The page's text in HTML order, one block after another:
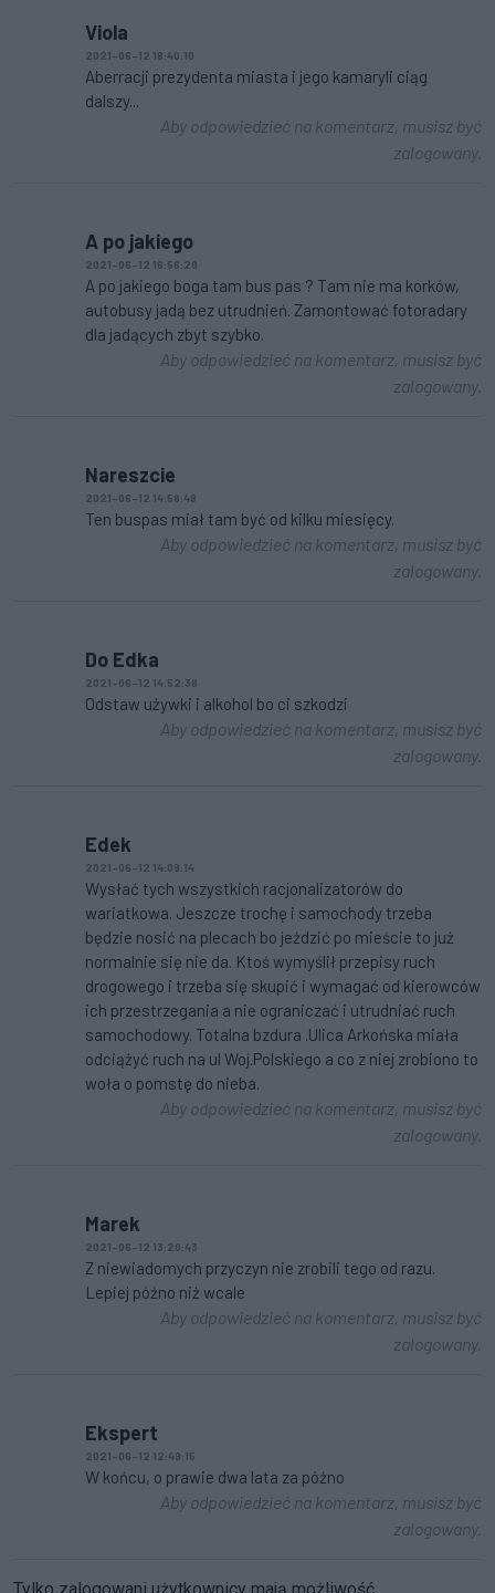
Viola
2021-06-12 18:40:10
Aberracji prezydenta miasta i jego kamaryli ciąg
dalszy...
Aby odpowiedzieć na komentarz, musisz być
zalogowany.
A po jakiego
2021-06-12 16:56:29
A po jakiego boga tam bus pas ? Tam nie ma korków,
autobusy jadą bez utrudnień. Zamontować fotoradary
dla jadących zbyt szybko.
Aby odpowiedzieć na komentarz, musisz być
zalogowany.
Nareszcie
2021-06-12 14:58:48
Ten buspas miał tam być od kilku miesięcy.
Aby odpowiedzieć na komentarz, musisz być
zalogowany.
Do Edka
2021-06-12 14:52:38
Odstaw używki i alkohol bo ci szkodzi
Aby odpowiedzieć na komentarz, musisz być
zalogowany.
Edek
2021-06-12 14:09:14
Wysłać tych wszystkich racjonalizatorów do
wariatkowa. Jeszcze trochę i samochody trzeba
będzie nosić na plecach bo jeździć po mieście to już
normalnie się nie da. Ktoś wymyślił przepisy ruch
drogowego i trzeba się skupić i wymagać od kierowców
ich przestrzegania a nie ograniczać i utrudniać ruch
samochodowy. Totalna bzdura .Ulica Arkońska miała
odciążyć ruch na ul Woj.Polskiego a co z niej zrobiono to
woła o pomstę do nieba.
Aby odpowiedzieć na komentarz, musisz być
zalogowany.
Marek
2021-06-12 13:20:43
Z niewiadomych przyczyn nie zrobili tego od razu.
Lepiej późno niż wcale
Aby odpowiedzieć na komentarz, musisz być
zalogowany.
Ekspert
2021-06-12 12:49:15
W końcu, o prawie dwa lata za późno
Aby odpowiedzieć na komentarz, musisz być
zalogowany.
Tylko zalogowani użytkownicy mają możliwość